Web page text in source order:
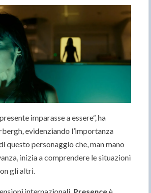
imparasse a essere”, ha
evidenziando l’importanza
questo personaggio che, man mano
inizia a comprendere le situazioni
gli altri.
internazionali, Presenceè